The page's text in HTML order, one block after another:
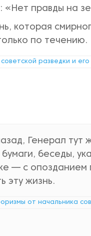
«Нет правды на
которая
по течению.
разведки и его
Генерал тут
беседы,
— с опозданием
эту жизнь.
от начальника